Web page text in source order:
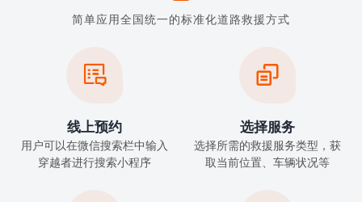
简单应用全国统一的标准化道路救援方式

线上预约
用户可以在微信搜索栏中输入
穿越者进行搜索小程序

选择服务
选择所需的救援服务类型，获
取当前位置、车辆状况等